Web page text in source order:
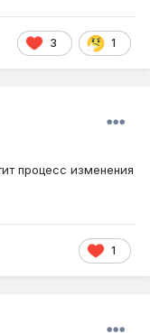
3 1
процесс изменения
1